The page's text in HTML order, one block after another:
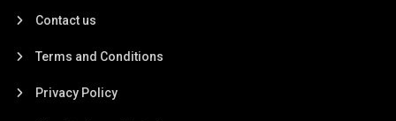
Contact us
Terms and Conditions
Privacy Policy